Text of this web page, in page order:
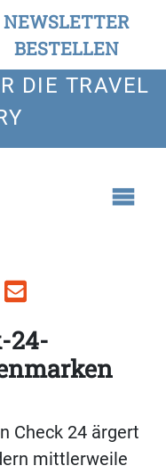
NEWSLETTER
BESTELLEN
DIE TRAVEL
24-
Check 24 ärgert
mittlerweile